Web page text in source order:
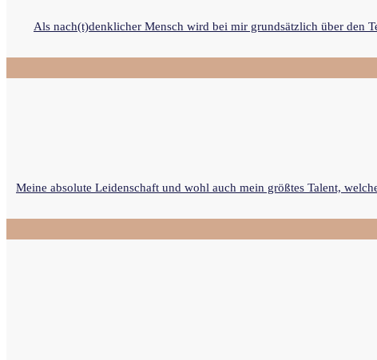
Als nach(t)denklicher Mensch wird bei mir grundsätzlich über den
Meine absolute Leidenschaft und wohl auch mein größtes Talent,